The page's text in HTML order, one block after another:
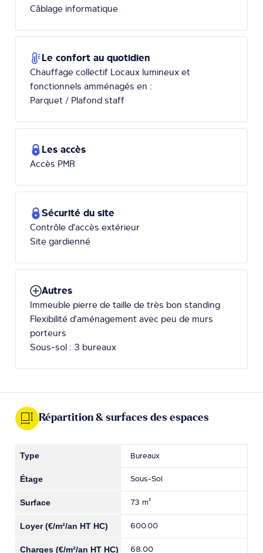
Câblage informatique
Le confort au quotidien
Chauffage collectif Locaux lumineux et
fonctionnels amménagés en :
Parquet / Plafond staff
Les accès
Accès PMR
Sécurité du site
Contrôle d'accès extérieur
Site gardienné
Autres
Immeuble pierre de taille de très bon standing
Flexibilité d'aménagement avec peu de murs
porteurs
Sous-sol : 3 bureaux
Répartition & surfaces des espaces
Bureaux
Sous-Sol
73 m²
600.00
68.00